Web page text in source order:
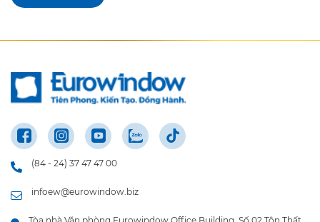
(84 - 24) 37 47 47 00
infoew@eurowindow.biz